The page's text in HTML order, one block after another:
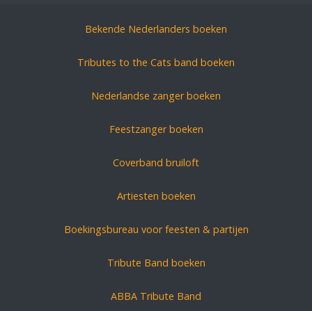
Bekende Nederlanders boeken
Tributes to the Cats band boeken
Nederlandse zanger boeken
Feestzanger boeken
Coverband bruiloft
Artiesten boeken
Boekingsbureau voor feesten & partijen
Tribute Band boeken
ABBA Tribute Band